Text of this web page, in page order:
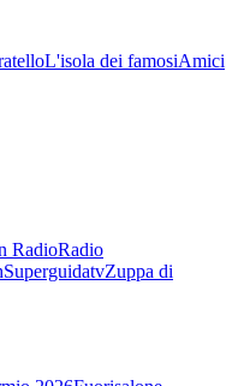
L'isola dei famosiAmici
RadioRadio
SuperguidatvZuppa di